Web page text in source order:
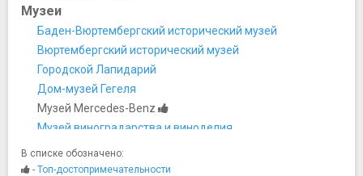
Музеи
Баден-Вюртембергский исторический музей
Вюртембергский исторический музей
Городской Лапидарий
Дом-музей Гегеля
Музей Mercedes-Benz
Музей виноградарства и виноделия
Музей искусств
Музей Линдена
В списке обозначено:
- Топ-достопримечательности